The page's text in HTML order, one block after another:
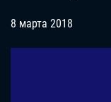
8 марта 2018